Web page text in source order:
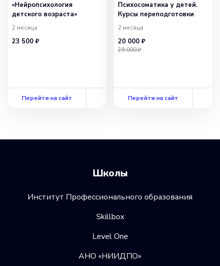
«Нейропсихология
детского возраста»
2 месяца
23 500 ₽
Перейти на сайт
Психосоматика у детей.
Курсы переподготовки
2 месяца
20 000 ₽
29 000 ₽
Перейти на сайт
Школы
Институт Профессионального образования
Skillbox
Level One
АНО «НИИДПО»